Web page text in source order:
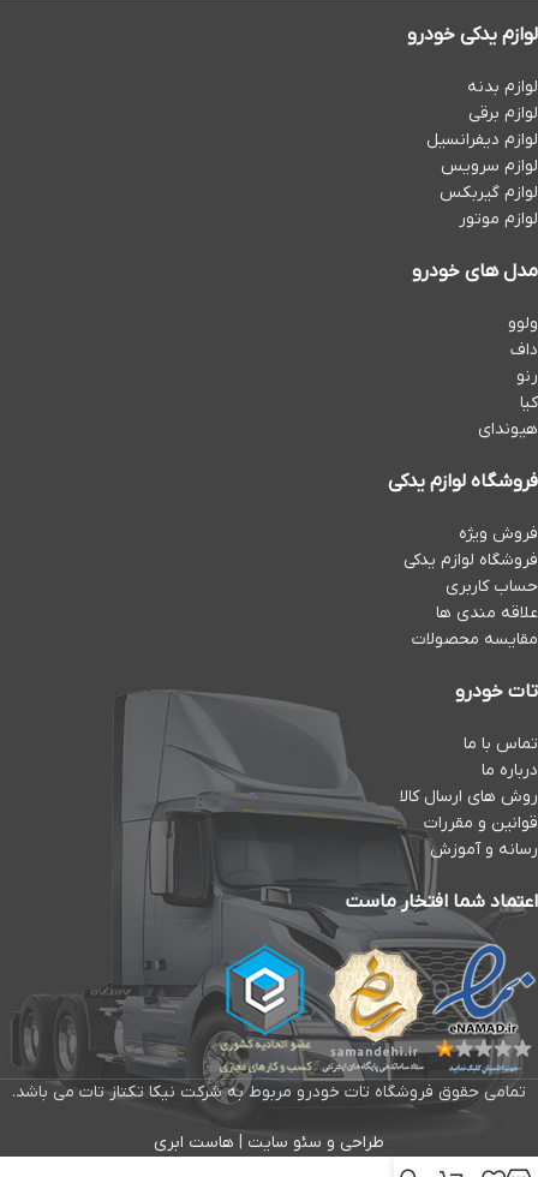
لوازم یدکی خودرو
لوازم بدنه
لوازم برقی
لوازم دیفرانسیل
لوازم سرویس
لوازم گیربکس
لوازم موتور
مدل های خودرو
ولوو
داف
رنو
کیا
هیوندای
فروشگاه لوازم یدکی
فروش ویژه
فروشگاه لوازم یدکی
حساب کاربری
علاقه مندی ها
مقایسه محصولات
تات خودرو
تماس با ما
درباره ما
روش های ارسال کالا
قوانین و مقررات
رسانه و آموزش
اعتماد شما افتخار ماست
تمامی حقوق فروشگاه تات خودرو مربوط به شرکت نیکا تکتاز تات می باشد.
طراحی و سئو سایت هاست ابری